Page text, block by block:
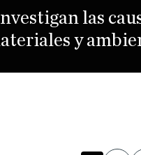
las
y